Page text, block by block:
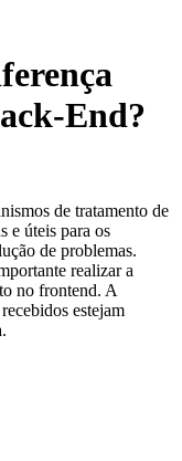
End?
de tratamento de
e úteis para os
de problemas.
realizar a
no frontend. A
estejam